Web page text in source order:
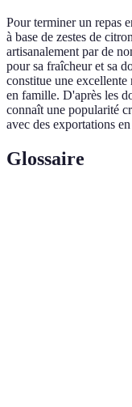
Pour terminer un repas
à base de zestes de
artisanalement par de
pour sa fraîcheur et sa
constitue une excellente
en famille. D'après les
connaît une popularité
avec des exportations en
Glossaire